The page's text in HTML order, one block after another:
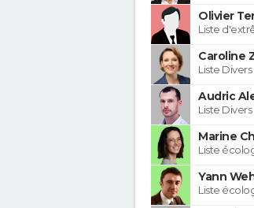
Olivier
Liste
Caroline
Liste Divers
Audric
Liste Divers
Marine
Liste
Yann
Liste